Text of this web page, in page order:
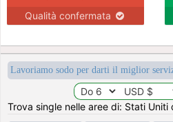
Qualità confermata
Lavoriamo sodo per darti il miglior
Trova single nelle aree di: Stati Uniti